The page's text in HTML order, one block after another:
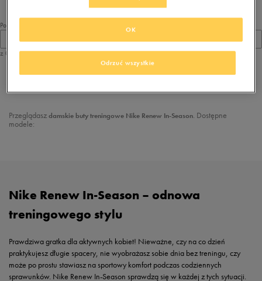
Pokaż
z 0
z1
Przeglądaszdamskie buty treningowe Nike Renew In-Season. Dostępne
modele:
Nike Renew In-Season – odnowa
treningowego stylu
Prawdziwa gratka dla aktywnych kobiet! Nieważne, czy na co dzień
praktykujesz długie spacery, nie wyobrażasz sobie dnia bez treningu, czy
może po prostu stawiasz na sportowy komfort podczas codziennych
sprawunków. Nike Renew In-Season sprawdzą się w każdej z tych sytuacji.
Odrzuć wszystkie
OK